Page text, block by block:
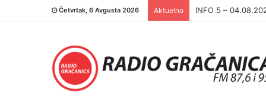
Četvrtak, 6 Avgusta 2026 Aktuelno INFO 5 –